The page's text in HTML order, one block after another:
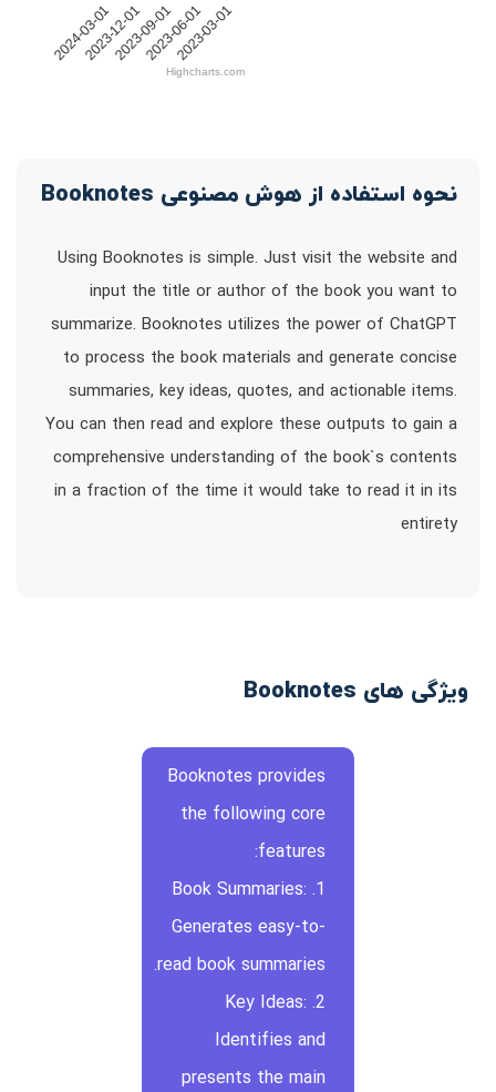
2024-03-01
2023-12-012023-09-012023-06-012023-03-01
Highcharts.com
نحوه استفاده از هوش مصنوعی Booknotes
Using Booknotes is simple. Just visit the website and
input the title or author of the book you want to
summarize. Booknotes utilizes the power of ChatGPT
to process the book materials and generate concise
summaries, key ideas, quotes, and actionable items.
You can then read and explore these outputs to gain a
comprehensive understanding of the book`s contents
in a fraction of the time it would take to read it in its
entirety
ویژگی های Booknotes
Booknotes provides
the following core
features:
1. Book Summaries:
Generates easy-to-
read book summaries.
2. Key Ideas:
Identifies and
presents the main